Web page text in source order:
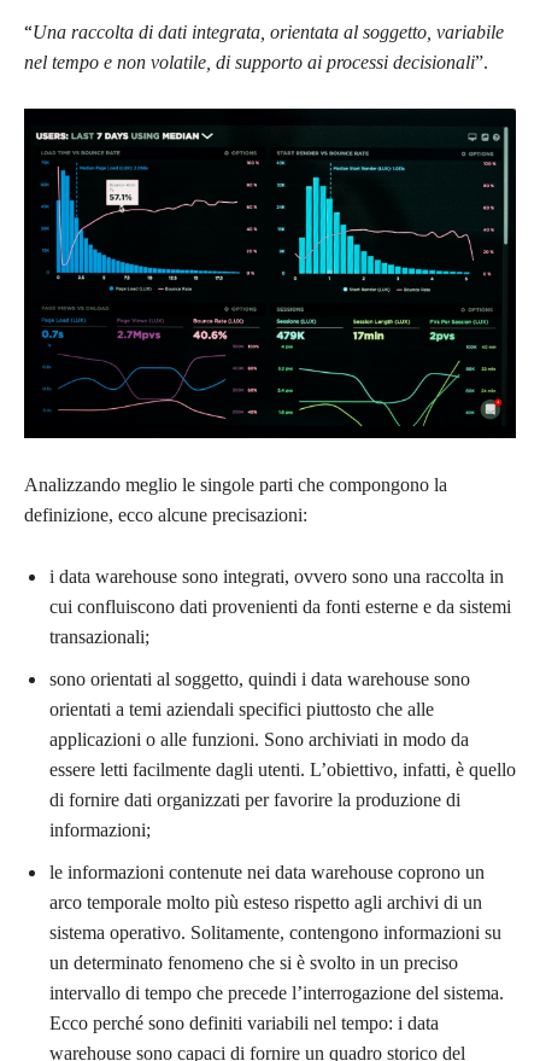
“Una raccolta di dati integrata, orientata al soggetto, variabile
nel tempo e non volatile, di supporto ai processi decisionali”.
Analizzando meglio le singole parti che compongono la
definizione, ecco alcune precisazioni:
i data warehouse sono integrati, ovvero sono una raccolta in
cui confluiscono dati provenienti da fonti esterne e da sistemi
transazionali;
sono orientati al soggetto, quindi i data warehouse sono
orientati a temi aziendali specifici piuttosto che alle
applicazioni o alle funzioni. Sono archiviati in modo da
essere letti facilmente dagli utenti. L’obiettivo, infatti, è quello
di fornire dati organizzati per favorire la produzione di
informazioni;
le informazioni contenute nei data warehouse coprono un
arco temporale molto più esteso rispetto agli archivi di un
sistema operativo. Solitamente, contengono informazioni su
un determinato fenomeno che si è svolto in un preciso
intervallo di tempo che precede l’interrogazione del sistema.
Ecco perché sono definiti variabili nel tempo: i data
warehouse sono capaci di fornire un quadro storico del